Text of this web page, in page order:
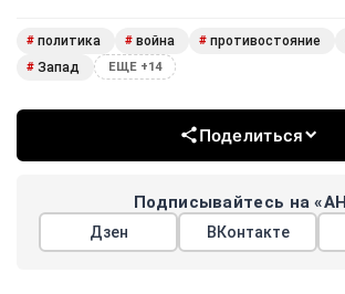
# политика # война # противостояние
# Запад ЕЩЕ +14
Поделиться
Подписывайтесь на
Дзен ВКонтакте